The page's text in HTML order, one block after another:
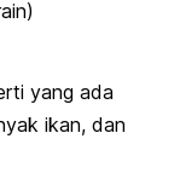
)
yang ada
ikan, dan